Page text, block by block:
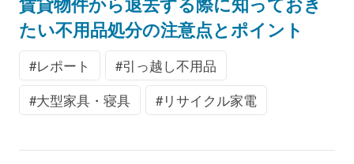
たい不用品処分の注意点とポイント
レポート
引っ越し不用品
大型家具・寝具
リサイクル家電